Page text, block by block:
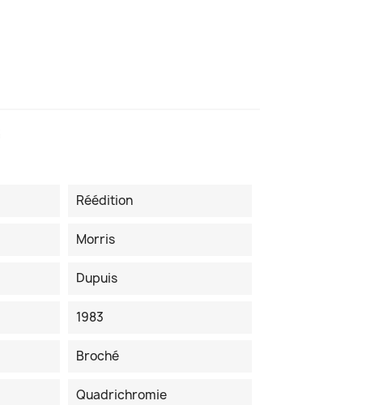
Réédition
Morris
Dupuis
1983
Broché
Quadrichromie